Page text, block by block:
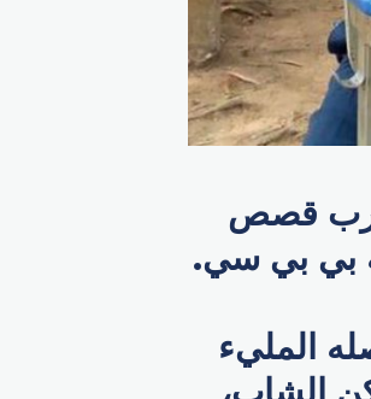
قصص
بي بي سي.
في فصله المليء